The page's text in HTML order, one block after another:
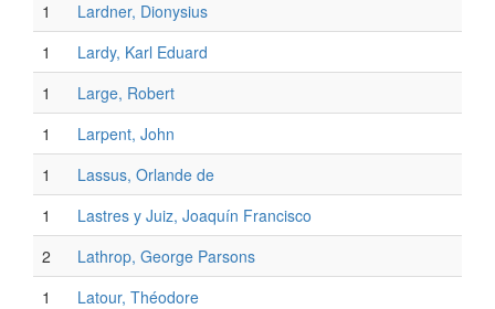
1
Lardner, Dionysius
1
Lardy, Karl Eduard
1
Large, Robert
1
Larpent, John
1
Lassus, Orlande de
1
Lastres y Juiz, Joaquín Francisco
2
Lathrop, George Parsons
1
Latour, Théodore